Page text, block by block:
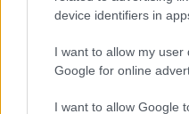
device identifiers in
I want to allow my user
Google for online
I want to allow Google
szokás, hogy a
képviseletében
templomban. Ez
nem a mamámnál,
a papokat és a